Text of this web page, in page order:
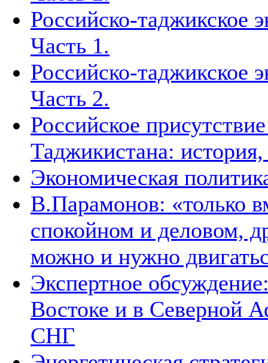
Российско-таджикское
Часть 1.
Российско-таджикское
Часть 2.
Российское
Таджикистана:
Экономическая
В.Парамонов: «только
спокойном и деловом,
можно и нужно
Экспертное
Востоке и в Северной
СНГ